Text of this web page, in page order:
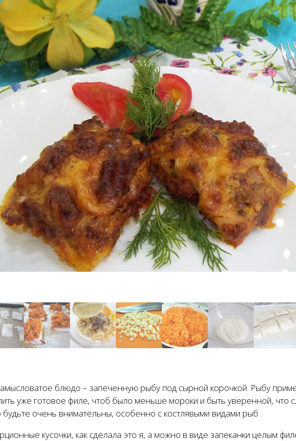
блюдо – запеченную рыбу под сырной корочкой. Рыбу
уже готовое филе, чтоб было меньше мороки и быть уверенной, что
очень внимательны, особенно с костлявыми видами рыб.
кусочки, как сделала это я, а можно в виде запеканки целым